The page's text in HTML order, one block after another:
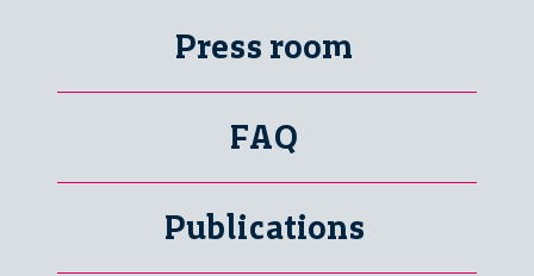
Press room
FAQ
Publications